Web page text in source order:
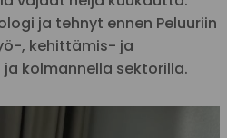
ja tehnyt ennen Peluuriin
, kehittämis- ja
kolmannella sektorilla.